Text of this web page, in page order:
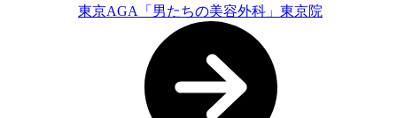
東京AGA「男たちの美容外科」東京院